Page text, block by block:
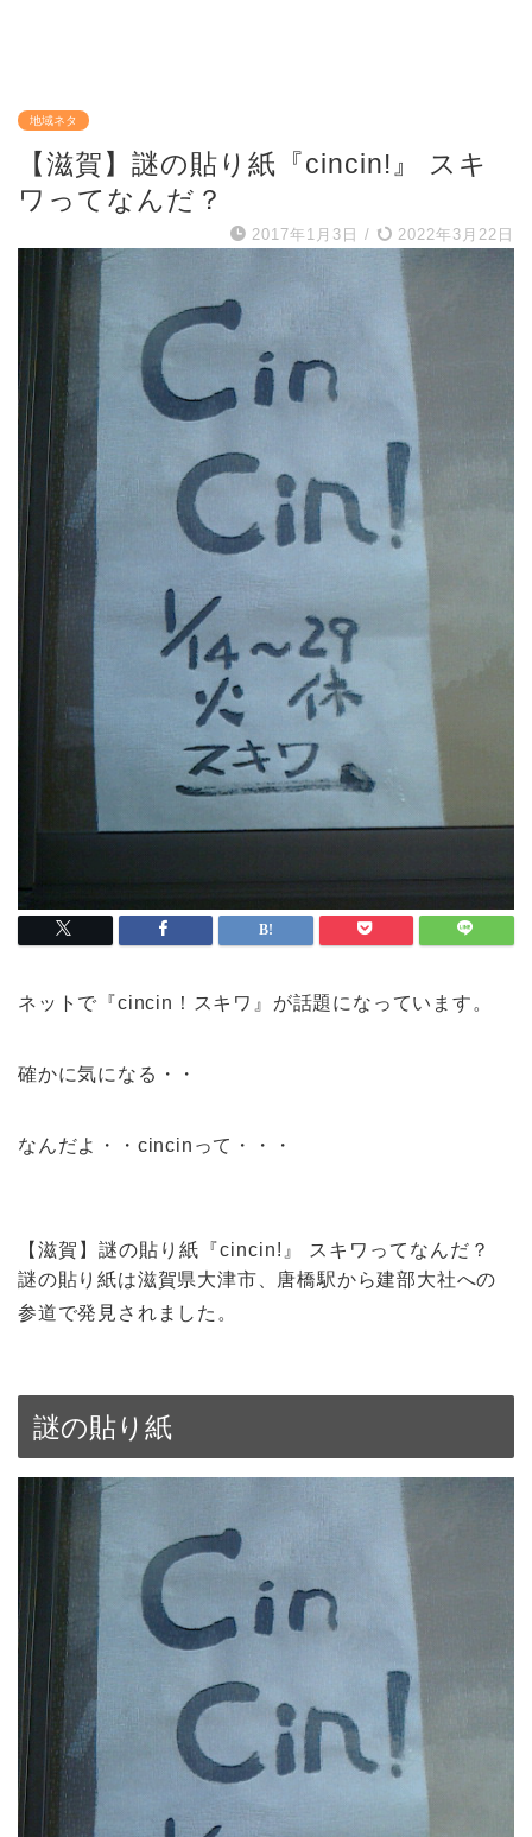
地域ネタ
【滋賀】謎の貼り紙『cincin!』 スキ
ワってなんだ？
2017年1月3日 / 2022年3月22日
ネットで『cincin！スキワ』が話題になっています。
確かに気になる・・
なんだよ・・cincinって・・・
【滋賀】謎の貼り紙『cincin!』 スキワってなんだ？
謎の貼り紙は滋賀県大津市、唐橋駅から建部大社への
参道で発見されました。
謎の貼り紙